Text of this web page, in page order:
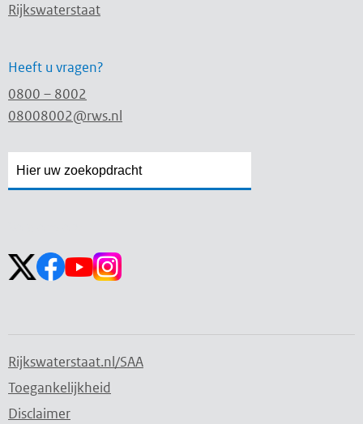
Rijkswaterstaat
Heeft u vragen?
0800 – 8002
08008002@rws.nl
Rijkswaterstaat.nl/SAA
Toegankelijkheid
Disclaimer